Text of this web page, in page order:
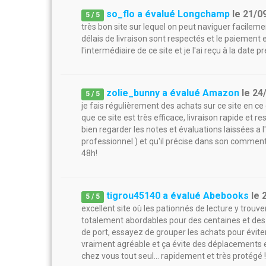
5 / 5 so_flo a évalué Longchamp le 21/
très bon site sur lequel on peut naviguer
délais de livraison sont respectés et le
l'intermédiaire de ce site et je l'ai reçu à la date
5 / 5 zolie_bunny a évalué Amazon le
je fais régulièrement des achats sur ce site en
que ce site est très efficace, livraison rapide et
bien regarder les notes et évaluations laissées
professionnel ) et qu'il précise dans son
48h!
5 / 5 tigrou45140 a évalué Abebooks le
excellent site où les pationnés de lecture y
totalement abordables pour des centaines et
de port, essayez de grouper les achats pour
vraiment agréable et ça évite des déplacements
chez vous tout seul... rapidement et très protégé !